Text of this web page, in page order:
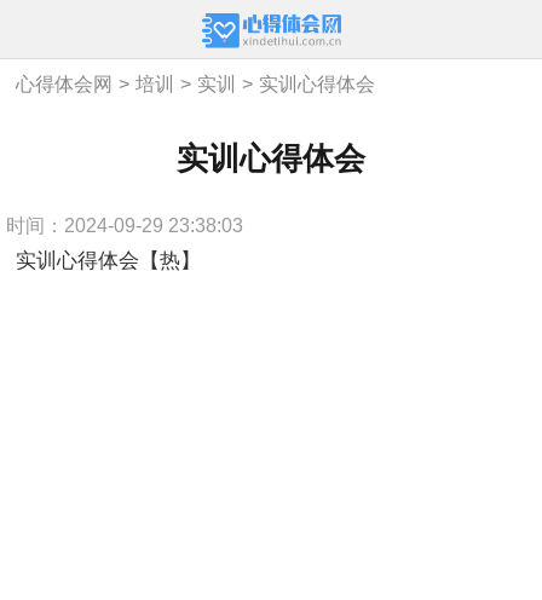
心得体会网 > 培训 > 实训 > 实训心得体会
实训心得体会
时间：2024-09-29 23:38:03
实训心得体会【热】